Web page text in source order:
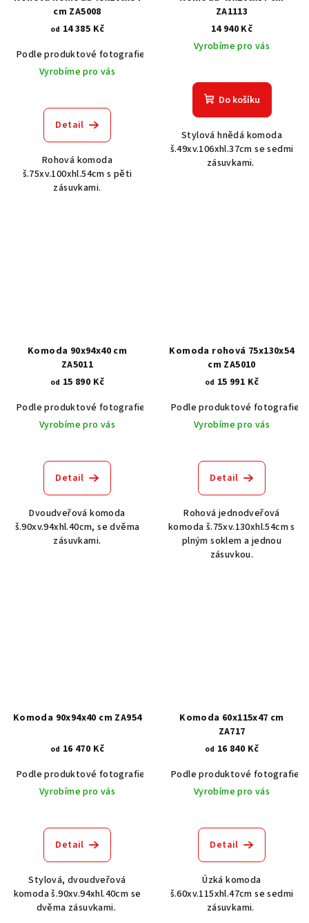
cm ZA5008
od 14 385 Kč
Podle produktové fotografie
Akát vintage BT1551
Vyrobíme pro vás
Detail
Rohová komoda
š.75xv.100xhl.54cm s pěti
zásuvkami.
ZA1113
14 940 Kč
Vyrobíme pro vás
Do košíku
Stylová hnědá komoda
š.49xv.106xhl.37cm se sedmi
zásuvkami.
Komoda 90x94x40 cm
ZA5011
od 15 890 Kč
Podle produktové fotografie
Akát vintage BT1551
Dub světlý
Vyrobíme pro vás
Detail
Dvoudveřová komoda
š.90xv.94xhl.40cm, se dvěma
zásuvkami.
Komoda rohová 75x130x54
cm ZA5010
od 15 991 Kč
Podle produktové fotografie
Vyrobíme pro vás
Detail
Rohová jednodveřová
komoda š.75xv.130xhl.54cm s
plným soklem a jednou
zásuvkou.
Komoda 90x94x40 cm ZA954
od 16 470 Kč
Podle produktové fotografie
Akát vintage BT1551
Dub světlý
Vyrobíme pro vás
Detail
Stylová, dvoudveřová
komoda š.90xv.94xhl.40cm se
dvěma zásuvkami.
Komoda 60x115x47 cm
ZA717
od 16 840 Kč
Podle produktové fotografie
Vyrobíme pro vás
Detail
Úzká komoda
š.60xv.115xhl.47cm se sedmi
zásuvkami.